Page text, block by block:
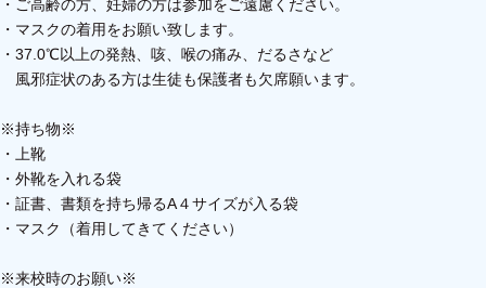
・ご高齢の方、妊婦の方は参加をご遠慮ください。
・マスクの着用をお願い致します。
・37.0℃以上の発熱、咳、喉の痛み、だるさなど
風邪症状のある方は生徒も保護者も欠席願います。
※持ち物※
・上靴
・外靴を入れる袋
・証書、書類を持ち帰るA４サイズが入る袋
・マスク（着用してきてください）
※来校時のお願い※